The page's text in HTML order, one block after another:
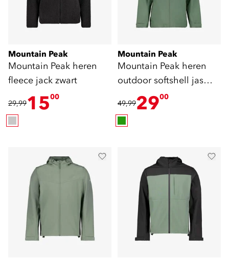
Mountain Peak
Mountain Peak heren
fleece jack zwart
29,991500
Mountain Peak
Mountain Peak heren
outdoor softshell jas
groen
49,992900